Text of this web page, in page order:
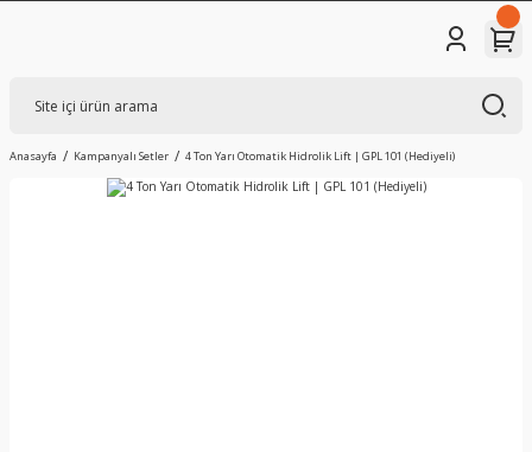
Anasayfa Kampanyalı Setler 4 Ton Yarı Otomatik Hidrolik Lift | GPL 101 (Hediyeli)